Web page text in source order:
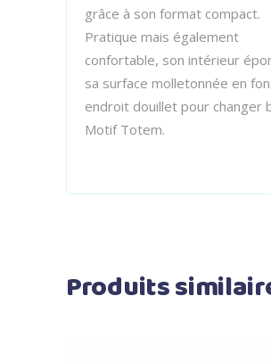
grâce à son format compact.
Pratique mais également
confortable, son intérieur
sa surface molletonnée en
endroit douillet pour changer
Motif Totem.
Produits